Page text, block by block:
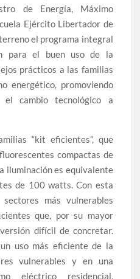
de Energía, Máximo
Ejército Libertador de
el programa integral
para el buen uso de la
prácticos a las familias
energético, promoviendo
cambio tecnológico a
“kit eficientes”, que
compactas de
iluminación es equivalente
de 100 watts. Con esta
más vulnerables
que, por su mayor
difícil de concretar.
uso más eficiente de la
vulnerables y en una
eléctrico residencial,